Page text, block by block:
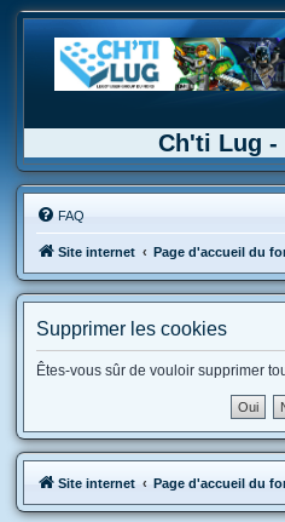
Ch'ti Lug -
FAQ
Site internet Page d'accueil du
Supprimer les cookies
Êtes-vous sûr de vouloir supprimer
Site internet Page d'accueil du